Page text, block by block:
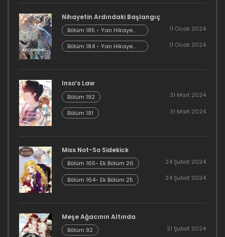
Bölüm 13
8 Ocak 2024
Bölüm 12
Bölüm 11
8 Ocak 2024
8 Ocak 2024
Bölüm 9
8 Ocak 2024
Bölüm 8
8 Ocak 2024
Bölüm 13
Bölüm 12
8 Ocak 2024
8 Ocak 2024
Bölüm 10
8 Ocak 2024
Bölüm 9
8 Ocak 2024
Nihayetin Ardındaki Başlangıç
Bölüm 185 - Yan Hikaye
Kısım 7
11 Ocak 2024
Bölüm 184 - Yan Hikaye
Kısım 6
11 Ocak 2024
Inso’s Law
Bölüm 192 31 Mart 2024
Bölüm 191 31 Mart 2024
Miss Not-So Sidekick
Bölüm 165- Ek Bölüm 26 24 Şubat 2024
Bölüm 164- Ek Bölüm 25 24 Şubat 2024
Meşe Ağacının Altında
Bölüm 92 21 Şubat 2024